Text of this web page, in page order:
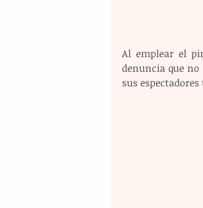
Al emplear el
denuncia que
sus